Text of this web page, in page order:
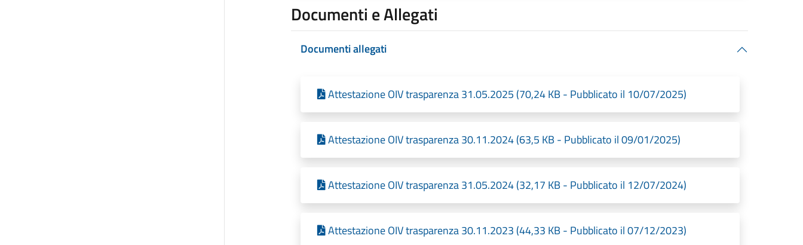
Documenti e Allegati
Documenti allegati
Attestazione OIV trasparenza 31.05.2025 (70,24 KB - Pubblicato il 10/07/2025)
Attestazione OIV trasparenza 30.11.2024 (63,5 KB - Pubblicato il 09/01/2025)
Attestazione OIV trasparenza 31.05.2024 (32,17 KB - Pubblicato il 12/07/2024)
Attestazione OIV trasparenza 30.11.2023 (44,33 KB - Pubblicato il 07/12/2023)